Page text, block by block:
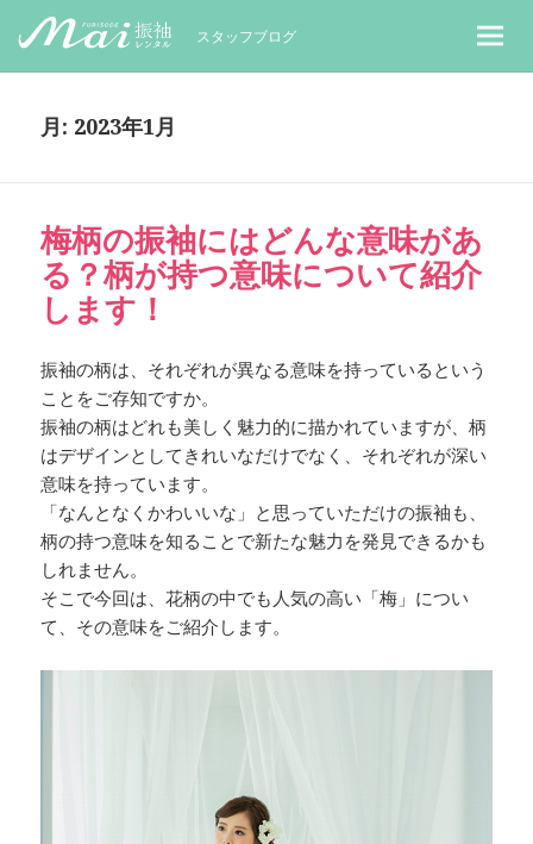
MaiレンタルBLOG｜Maiで成人式振袖
スタッフブログ
月: 2023年1月
梅柄の振袖にはどんな意味があ
る？柄が持つ意味について紹介
します！
振袖の柄は、それぞれが異なる意味を持っているという
ことをご存知ですか。
振袖の柄はどれも美しく魅力的に描かれていますが、柄
はデザインとしてきれいなだけでなく、それぞれが深い
意味を持っています。
「なんとなくかわいいな」と思っていただけの振袖も、
柄の持つ意味を知ることで新たな魅力を発見できるかも
しれません。
そこで今回は、花柄の中でも人気の高い「梅」につい
て、その意味をご紹介します。